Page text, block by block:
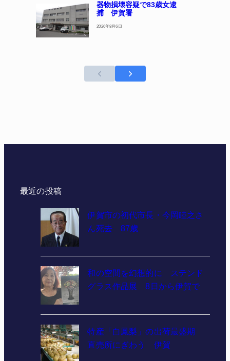
器物損壊容疑で83歳女逮
捕 伊賀署
2026年8月6日
最近の投稿
伊賀市の初代市長・今岡睦之さ
ん死去 87歳
和の空間を幻想的に ステンド
グラス作品展 8日から伊賀で
特産「白鳳梨」の出荷最盛期
直売所にぎわう 伊賀